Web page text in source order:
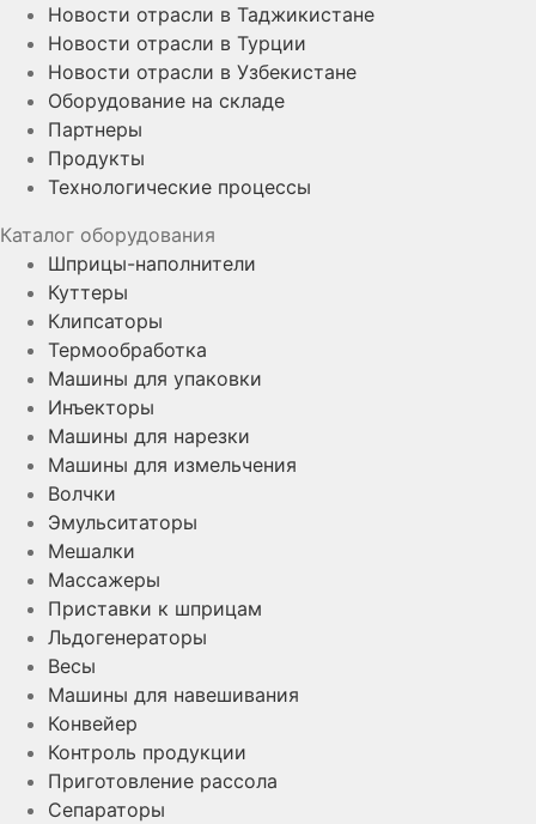
Новости отрасли в Таджикистане
Новости отрасли в Турции
Новости отрасли в Узбекистане
Оборудование на складе
Партнеры
Продукты
Технологические процессы
Каталог оборудования
Шприцы-наполнители
Куттеры
Клипсаторы
Термообработка
Машины для упаковки
Инъекторы
Машины для нарезки
Машины для измельчения
Волчки
Эмульситаторы
Мешалки
Массажеры
Приставки к шприцам
Льдогенераторы
Весы
Машины для навешивания
Конвейер
Контроль продукции
Приготовление рассола
Сепараторы